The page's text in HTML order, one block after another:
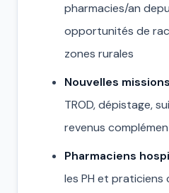
pharmacies/an
opportunités de
zones rurales
Nouvelles
TROD, dépistage,
revenus
Pharmaciens
les PH et